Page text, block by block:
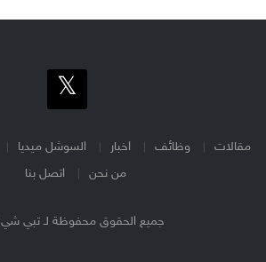
مقالات وظائف اخبار السوشل ميديا
من نحن
اتصل بنا
جميع الحقوق محفوظة لـ تبي شي 2026